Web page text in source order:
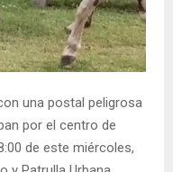
una postal peligrosa
por el centro de
de este miércoles,